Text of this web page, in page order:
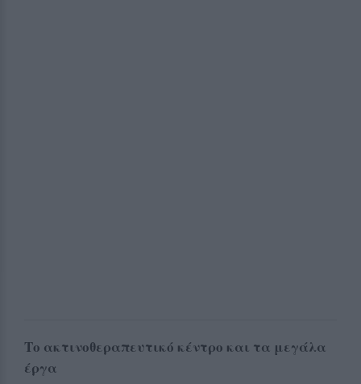
Το ακτινοθεραπευτικό κέντρο και τα μεγάλα
έργα